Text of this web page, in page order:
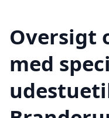
Oversigt
med